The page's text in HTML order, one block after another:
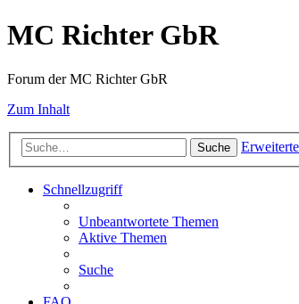
MC Richter GbR
Forum der MC Richter GbR
Zum Inhalt
Suche
Schnellzugriff
Unbeantwortete Themen
Aktive Themen
Suche